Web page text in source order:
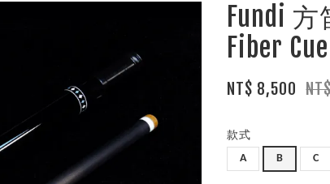
Fundi
Fiber Cue
NT$ 8,500
款式
A
B C